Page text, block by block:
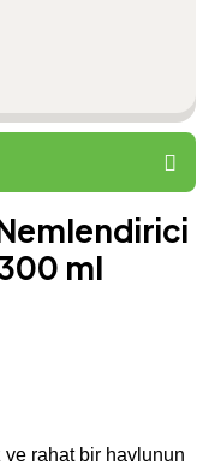
ml
rahat bir havlunun